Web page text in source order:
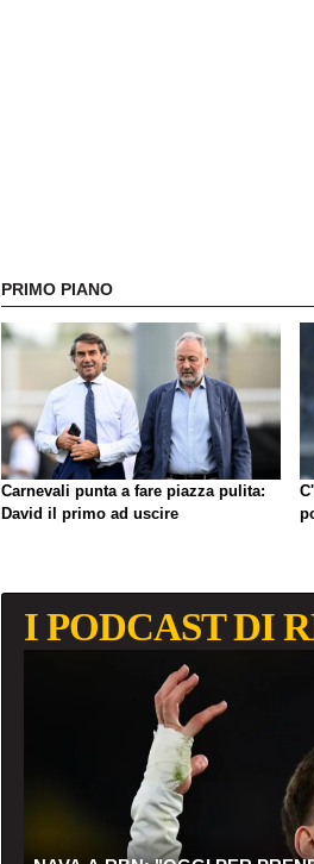
PRIMO PIANO
Carnevali punta a fare piazza pulita:
David il primo ad uscire
I PODCAST DI